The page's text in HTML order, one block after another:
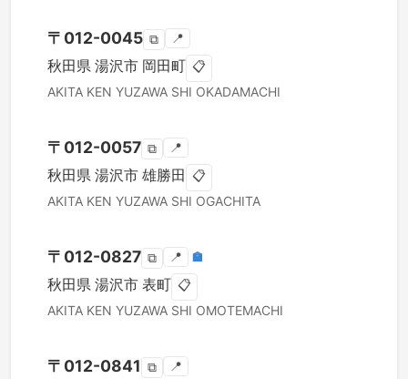
〒 012-0045 ⧉ 📍
秋田県 湯沢市 岡田町 📋
AKITA KEN YUZAWA SHI OKADAMACHI
〒 012-0057 ⧉ 📍
秋田県 湯沢市 雄勝田 📋
AKITA KEN YUZAWA SHI OGACHITA
〒 012-0827 ⧉ 📍 🏣
秋田県 湯沢市 表町 📋
AKITA KEN YUZAWA SHI OMOTEMACHI
〒 012-0841 ⧉ 📍